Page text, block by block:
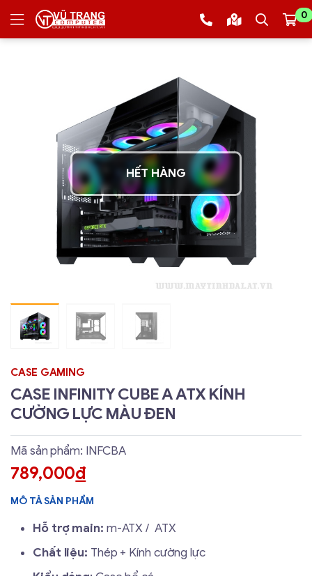
0
HẾT HÀNG
CASE GAMING
CASE INFINITY CUBE A ATX KÍNH
CƯỜNG LỰC MÀU ĐEN
Mã sản phẩm: INFCBA
789,000đ
MÔ TẢ SẢN PHẨM
Hỗ trợ main: m-ATX / ATX
Chất liệu: Thép + Kính cường lực